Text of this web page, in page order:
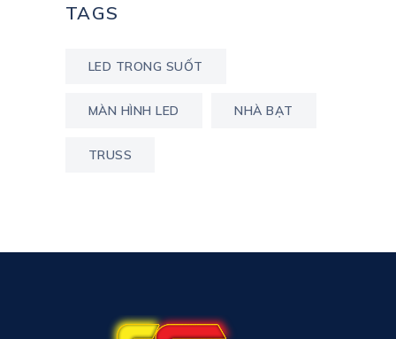
TAGS
LED TRONG SUỐT
MÀN HÌNH LED NHÀ BẠT
TRUSS